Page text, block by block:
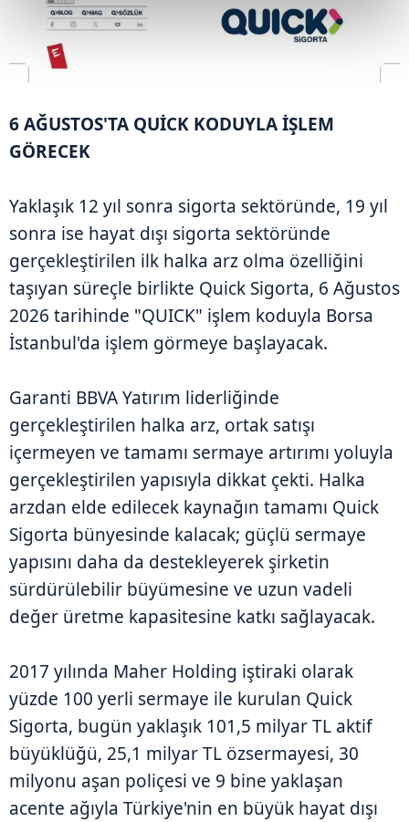
6 AĞUSTOS'TA QUİCK KODUYLA İŞLEM
GÖRECEK
Yaklaşık 12 yıl sonra sigorta sektöründe, 19 yıl
sonra ise hayat dışı sigorta sektöründe
gerçekleştirilen ilk halka arz olma özelliğini
taşıyan süreçle birlikte Quick Sigorta, 6 Ağustos
2026 tarihinde "QUICK" işlem koduyla Borsa
İstanbul'da işlem görmeye başlayacak.
Garanti BBVA Yatırım liderliğinde
gerçekleştirilen halka arz, ortak satışı
içermeyen ve tamamı sermaye artırımı yoluyla
gerçekleştirilen yapısıyla dikkat çekti. Halka
arzdan elde edilecek kaynağın tamamı Quick
Sigorta bünyesinde kalacak; güçlü sermaye
yapısını daha da destekleyerek şirketin
sürdürülebilir büyümesine ve uzun vadeli
değer üretme kapasitesine katkı sağlayacak.
2017 yılında Maher Holding iştiraki olarak
yüzde 100 yerli sermaye ile kurulan Quick
Sigorta, bugün yaklaşık 101,5 milyar TL aktif
büyüklüğü, 25,1 milyar TL özsermayesi, 30
milyonu aşan poliçesi ve 9 bine yaklaşan
acente ağıyla Türkiye'nin en büyük hayat dışı